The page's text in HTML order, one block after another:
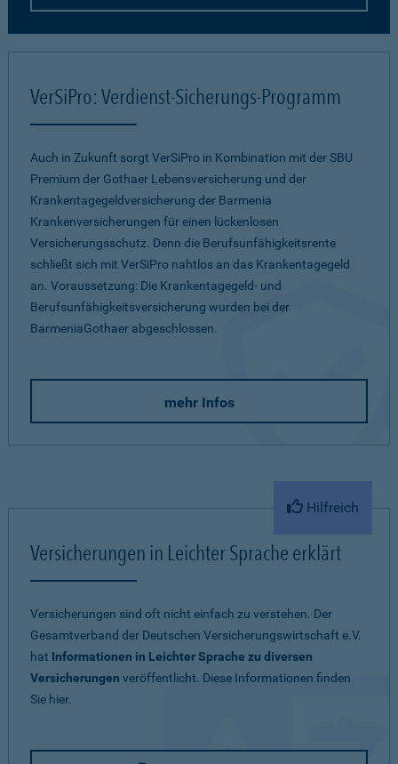
VerSiPro: Verdienst-Sicherungs-Programm
Auch in Zukunft sorgt VerSiPro in Kombination mit der SBU
Premium der Gothaer Lebensversicherung und der
Krankentagegeldversicherung der Barmenia
Krankenversicherungen für einen lückenlosen
Versicherungsschutz. Denn die Berufsunfähigkeitsrente
schließt sich mit VerSiPro nahtlos an das Krankentagegeld
an. Voraussetzung: Die Krankentagegeld- und
Berufsunfähigkeitsversicherung wurden bei der
BarmeniaGothaer abgeschlossen.
mehr Infos
Hilfreich
Versicherungen in Leichter Sprache erklärt
Versicherungen sind oft nicht einfach zu verstehen. Der
Gesamtverband der Deutschen Versicherungswirtschaft e.V.
hat Informationen in Leichter Sprache zu diversen
Versicherungen veröffentlicht. Diese Informationen finden
Sie hier.